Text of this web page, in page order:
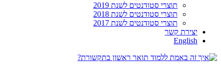
תוצרי סטודנטים לשנת 2019
תוצרי סטודנטים לשנת 2018
תוצרי סטודנטים לשנת 2017
יצירת קשר
English